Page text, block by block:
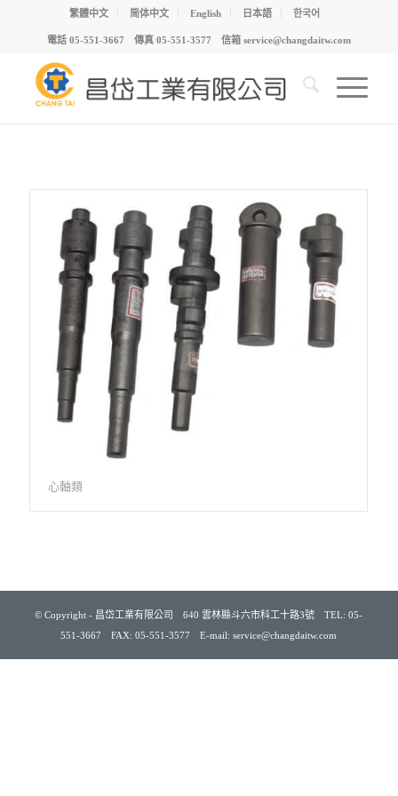
繁體中文 简体中文 English 日本語 한국어
電話 05-551-3667 傳真 05-551-3577 信箱 service@changdaitw.com
心軸類
© Copyright - 昌岱工業有限公司 640 雲林縣斗六市科工十路3號 TEL: 05-
551-3667 FAX: 05-551-3577 E-mail: service@changdaitw.com